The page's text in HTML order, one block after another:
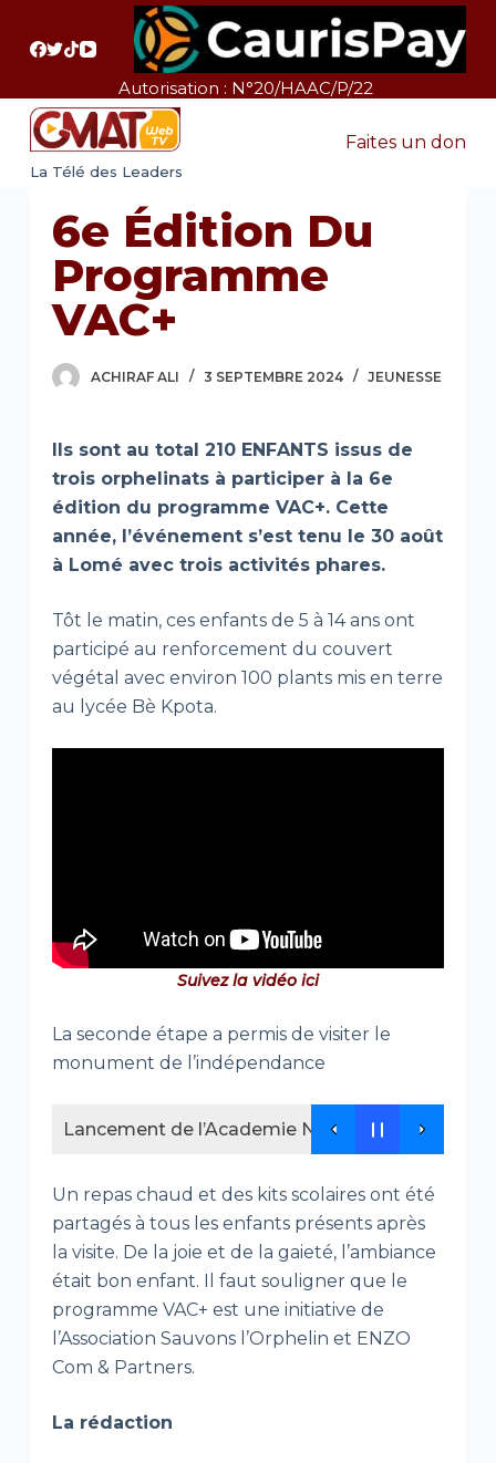
a
Autorisation : N°20/HAAC/P/22
La Télé des Leaders
Faites un don
6e Édition Du
Programme
VAC+
ACHIRAF ALI 3 SEPTEMBRE 2024 JEUNESSE
Ils sont au total 210 ENFANTS issus de
trois orphelinats à participer à la 6e
édition du programme VAC+. Cette
année, l’événement s’est tenu le 30 août
à Lomé avec trois activités phares.
Tôt le matin, ces enfants de 5 à 14 ans ont
participé au renforcement du couvert
végétal avec environ 100 plants mis en terre
au lycée Bè Kpota.
Suivez la vidéo ici
La seconde étape a permis de visiter le
monument de l’indépendance
Lancement de l’Academie NEDEL Africa , un
Un repas chaud et des kits scolaires ont été
partagés à tous les enfants présents après
la visite. De la joie et de la gaieté, l’ambiance
était bon enfant. Il faut souligner que le
programme VAC+ est une initiative de
l’Association Sauvons l’Orphelin et ENZO
Com & Partners.
La rédaction